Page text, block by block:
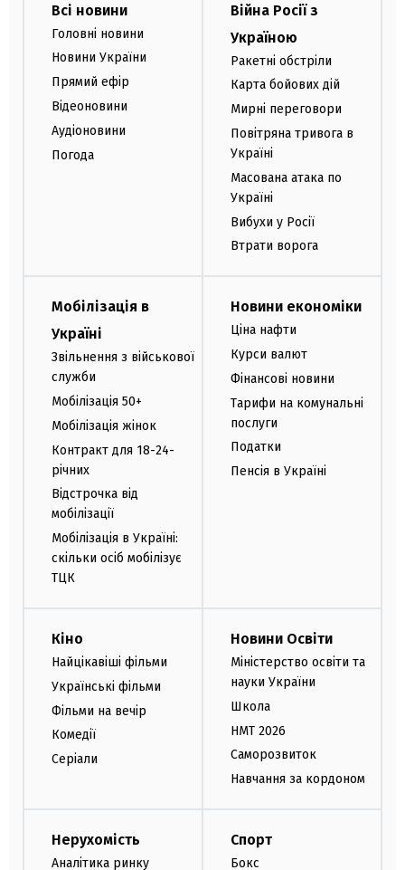
Всі новини
Головні новини
Новини України
Прямий ефір
Відеоновини
Аудіоновини
Погода
Війна Росії з
Україною
Ракетні обстріли
Карта бойових дій
Мирні переговори
Повітряна тривога в
Україні
Масована атака по
Україні
Вибухи у Росії
Втрати ворога
Мобілізація в
Україні
Звільнення з військової
служби
Мобілізація 50+
Мобілізація жінок
Контракт для 18-24-
річних
Відстрочка від
мобілізації
Мобілізація в Україні:
скільки осіб мобілізує
ТЦК
Новини економіки
Ціна нафти
Курси валют
Фінансові новини
Тарифи на комунальні
послуги
Податки
Пенсія в Україні
Кіно
Найцікавіші фільми
Українські фільми
Фільми на вечір
Комедії
Серіали
Новини Освіти
Міністерство освіти та
науки України
Школа
НМТ 2026
Саморозвиток
Навчання за кордоном
Нерухомість
Аналітика ринку
Спорт
Бокс